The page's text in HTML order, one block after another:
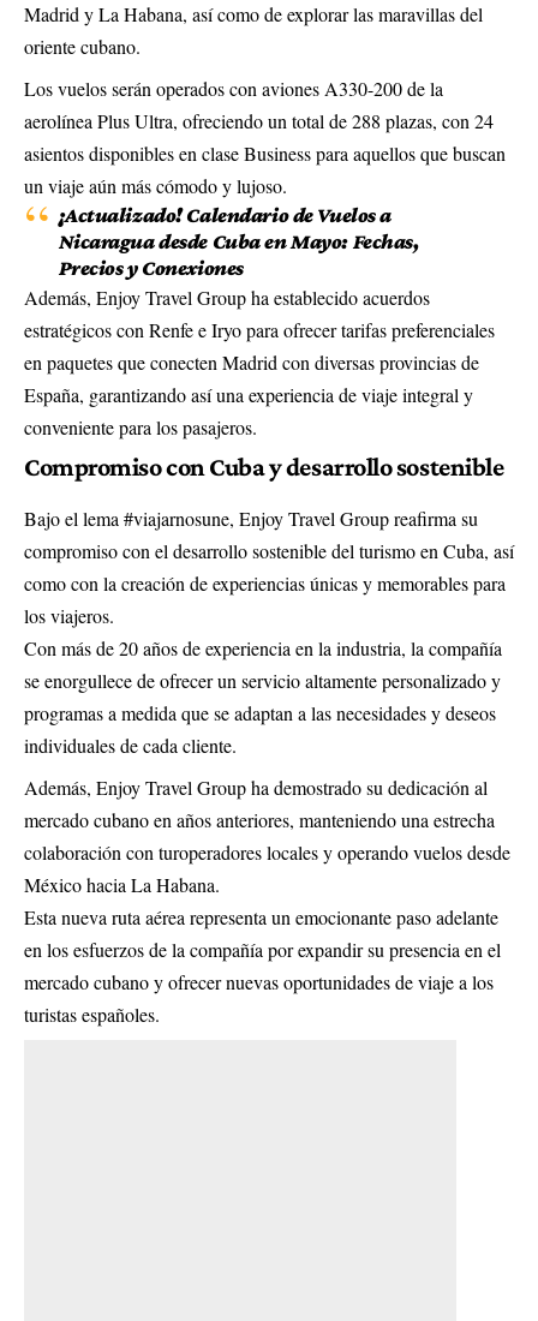
Madrid y La Habana, así como de explorar las maravillas del
oriente cubano.
Los vuelos serán operados con aviones A330-200 de la
aerolínea Plus Ultra, ofreciendo un total de 288 plazas, con 24
asientos disponibles en clase Business para aquellos que buscan
un viaje aún más cómodo y lujoso.
¡Actualizado! Calendario de Vuelos a
Nicaragua desde Cuba en Mayo: Fechas,
Precios y Conexiones
Además, Enjoy Travel Group ha establecido acuerdos
estratégicos con Renfe e Iryo para ofrecer tarifas preferenciales
en paquetes que conecten Madrid con diversas provincias de
España, garantizando así una experiencia de viaje integral y
conveniente para los pasajeros.
Compromiso con Cuba y desarrollo sostenible
Bajo el lema #viajarnosune, Enjoy Travel Group reafirma su
compromiso con el desarrollo sostenible del turismo en Cuba, así
como con la creación de experiencias únicas y memorables para
los viajeros.
Con más de 20 años de experiencia en la industria, la compañía
se enorgullece de ofrecer un servicio altamente personalizado y
programas a medida que se adaptan a las necesidades y deseos
individuales de cada cliente.
Además, Enjoy Travel Group ha demostrado su dedicación al
mercado cubano en años anteriores, manteniendo una estrecha
colaboración con turoperadores locales y operando vuelos desde
México hacia La Habana.
Esta nueva ruta aérea representa un emocionante paso adelante
en los esfuerzos de la compañía por expandir su presencia en el
mercado cubano y ofrecer nuevas oportunidades de viaje a los
turistas españoles.